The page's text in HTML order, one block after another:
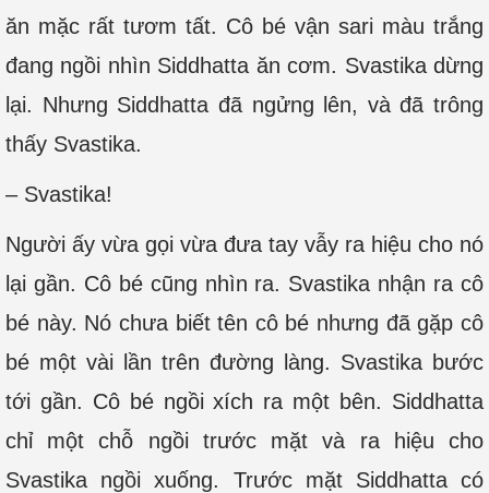
ăn mặc rất tươm tất. Cô bé vận sari màu trắng
đang ngồi nhìn Siddhatta ăn cơm. Svastika dừng
lại. Nhưng Siddhatta đã ngửng lên, và đã trông
thấy Svastika.
– Svastika!
Người ấy vừa gọi vừa đưa tay vẫy ra hiệu cho nó
lại gần. Cô bé cũng nhìn ra. Svastika nhận ra cô
bé này. Nó chưa biết tên cô bé nhưng đã gặp cô
bé một vài lần trên đường làng. Svastika bước
tới gần. Cô bé ngồi xích ra một bên. Siddhatta
chỉ một chỗ ngồi trước mặt và ra hiệu cho
Svastika ngồi xuống. Trước mặt Siddhatta có